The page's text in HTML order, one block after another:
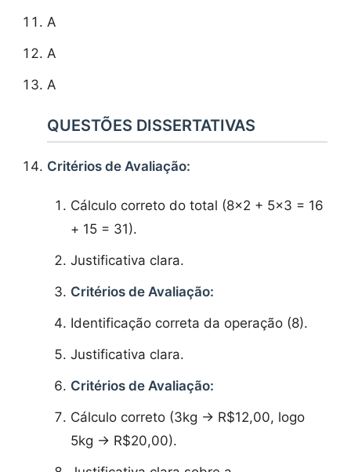
A
A
A
QUESTÕES DISSERTATIVAS
Critérios de Avaliação:
Cálculo correto do total (8×2 + 5×3 = 16
+ 15 = 31).
Justificativa clara.
Critérios de Avaliação:
Identificação correta da operação (8).
Justificativa clara.
Critérios de Avaliação:
Cálculo correto (3kg -> R$12,00, logo
5kg -> R$20,00).